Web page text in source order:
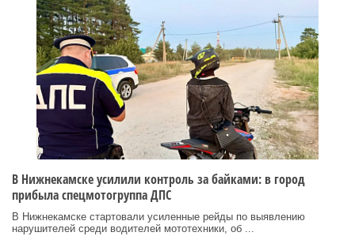
В Нижнекамске усилили контроль за байками: в город
прибыла спецмотогруппа ДПС
В Нижнекамске стартовали усиленные рейды по выявлению
нарушителей среди водителей мототехники, об ...